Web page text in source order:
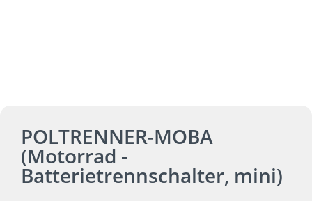
POLTRENNER-MOBA
(Motorrad -
Batterietrennschalter, mini)